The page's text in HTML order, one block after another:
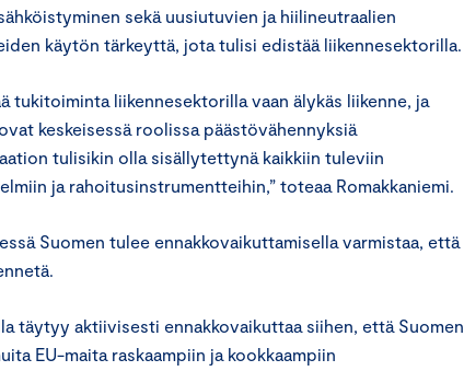
sekä uusiutuvien ja hiilineutraalien
käytön tärkeyttä, jota tulisi edistää liikennesektorilla.
tukitoiminta liikennesektorilla vaan älykäs liikenne, ja
keskeisessä roolissa päästövähennyksiä
tulisikin olla sisällytettynä kaikkiin tuleviin
ja rahoitusinstrumentteihin,” toteaa Romakkaniemi.
Suomen tulee ennakkovaikuttamisella varmistaa, että
täytyy aktiivisesti ennakkovaikuttaa siihen, että Suomen
EU-maita raskaampiin ja kookkaampiin